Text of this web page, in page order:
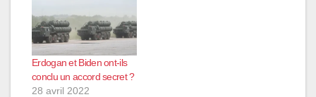
Erdogan et Biden ont-ils
conclu un accord secret ?
28 avril 2022